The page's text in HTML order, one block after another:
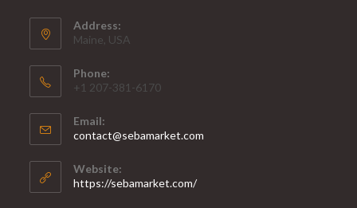
Address:
Maine, USA
Phone:
+1 207-381-6170
Email:
contact@sebamarket.com
Website:
https://sebamarket.com/